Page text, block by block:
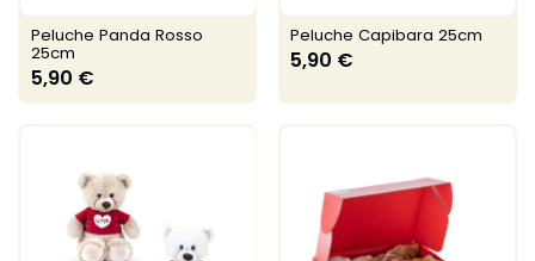
Peluche Panda Rosso
25cm
5,90 €
Peluche Capibara 25cm
5,90 €